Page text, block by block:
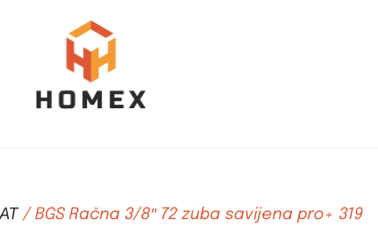
/ BGS Račna 3/8″ 72 zuba savijena pro+ 319